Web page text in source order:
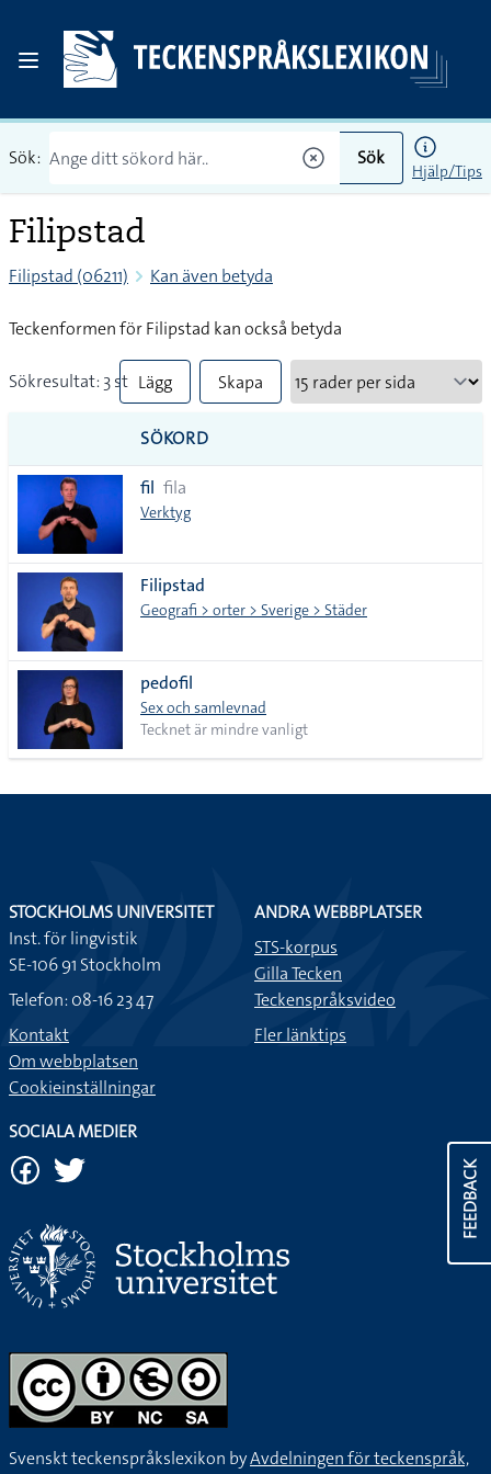
Sök: Sök
Hjälp/Tips
Filipstad
Filipstad (06211) Kan även betyda
Teckenformen för Filipstad kan också betyda
Sökresultat: 3 st Lägg
till
alla i
lista
Skapa
SÖKORD
fil fila
Verktyg
Filipstad
Geografi > orter > Sverige > Städer
pedofil
Sex och samlevnad
Tecknet är mindre vanligt
FEEDBACK
STOCKHOLMS UNIVERSITET
Inst. för lingvistik
SE-106 91 Stockholm
Telefon: 08-16 23 47
Kontakt
Om webbplatsen
Cookieinställningar
ANDRA WEBBPLATSER
STS-korpus
Gilla Tecken
Teckenspråksvideo
Fler länktips
SOCIALA MEDIER
Svenskt teckenspråkslexikon byAvdelningen för teckenspråk,